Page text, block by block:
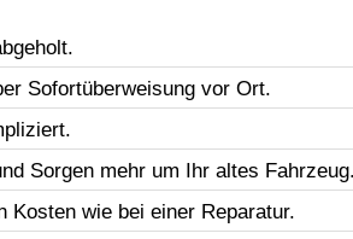
Sofortüberweisung vor Ort.
Sorgen mehr um Ihr altes Fahrzeug.
Kosten wie bei einer Reparatur.